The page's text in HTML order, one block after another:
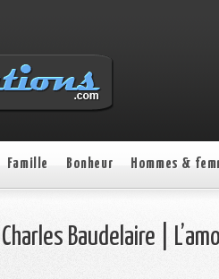
Famille Bonheur Hommes &
Charles Baudelaire |